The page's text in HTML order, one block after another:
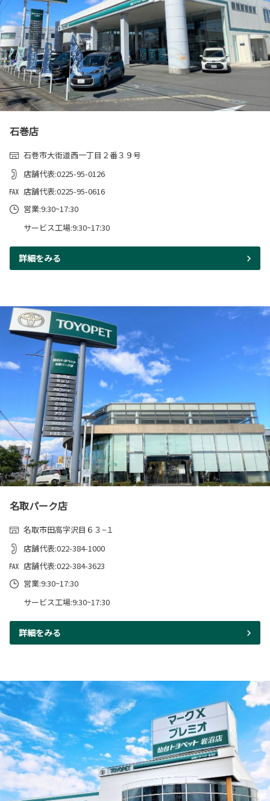
石巻店
石巻市大街道西一丁目２番３９号
店舗代表:0225-95-0126
店舗代表:0225-95-0616
営業:9:30~17:30
サービス工場:9:30~17:30
詳細をみる
名取パーク店
名取市田高字沢目６３−１
店舗代表:022-384-1000
店舗代表:022-384-3623
営業:9:30~17:30
サービス工場:9:30~17:30
詳細をみる